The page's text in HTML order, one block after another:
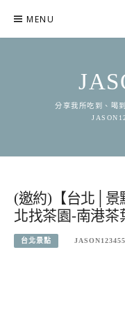
content
MENU
分享我所吃到、喝
(邀約)【台北│景
北找茶園-南港茶
台北景點 JASON123455